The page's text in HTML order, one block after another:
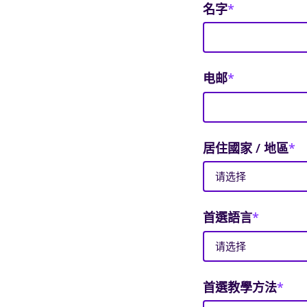
名字*
电邮*
居住國家 / 地區*
首選語言*
首選教學方法*